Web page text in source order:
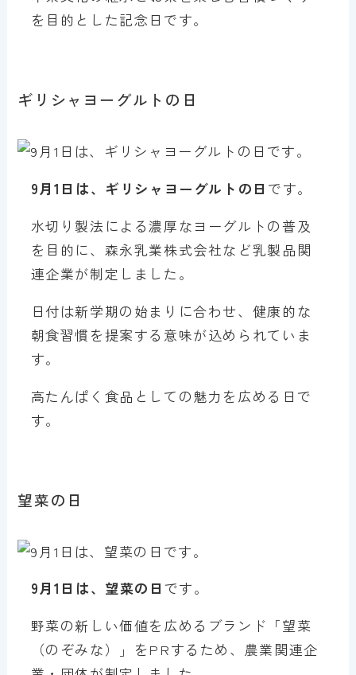
を目的とした記念日です。
ギリシャヨーグルトの日
9月1日は、ギリシャヨーグルトの日 です。
水切り製法による濃厚なヨーグルトの普及
を目的に、森永乳業株式会社など乳製品関
連企業が制定しました。
日付は新学期の始まりに合わせ、健康的な
朝食習慣を提案する意味が込められていま
す。
高たんぱく食品としての魅力を広める日で
す。
望菜の日
9月1日は、望菜の日 です。
野菜の新しい価値を広めるブランド「望菜
（のぞみな）」をPRするため、農業関連企